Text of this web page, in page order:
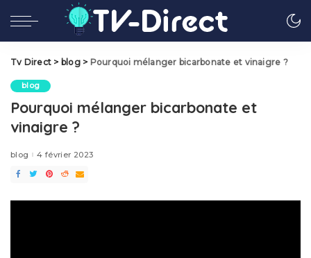
Tv Direct > blog> Pourquoi mélanger bicarbonate et vinaigre ?
blog
Pourquoi mélanger bicarbonate et
vinaigre ?
blog 4 février 2023